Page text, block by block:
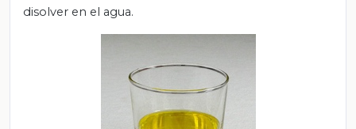
disolver en el agua.